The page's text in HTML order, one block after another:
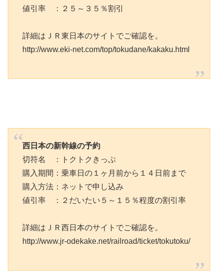
値引率 ：２５～３５％割引
詳細はＪＲ東日本のサイトでご確認を。
http://www.eki-net.com/top/tokudane/kakaku.html
西日本の新幹線の予約
切符名 ：トクトクきっぷ
購入期間：乗車日の１ヶ月前から１４日前まで
購入方法：ネットで申し込み
値引率 ：２だいたい５～１５％程度の割引率
詳細はＪＲ西日本のサイトでご確認を。
http://www.jr-odekake.net/railroad/ticket/tokutoku/